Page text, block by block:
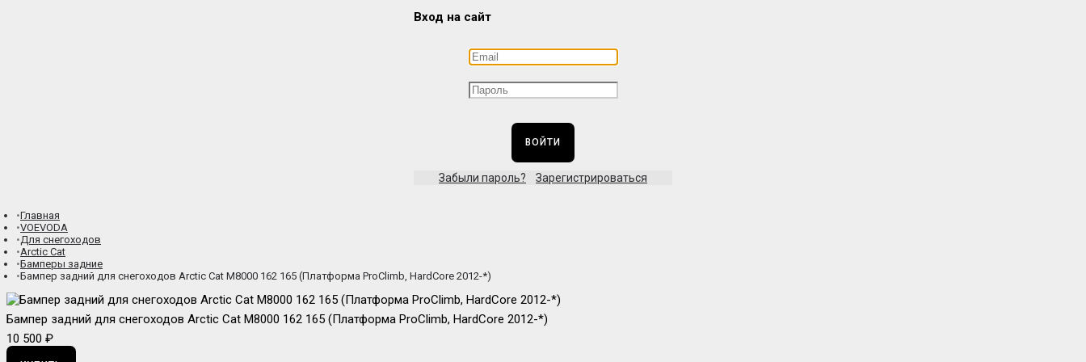
Вход на сайт
ВОЙТИ
Забыли пароль? Зарегистрироваться
Главная
VOEVODA
Для снегоходов
Arctic Cat
Бамперы задние
Бампер задний для снегоходов Arctic Cat M8000 162 165 (Платформа ProClimb, HardCore 2012-*)
Бампер задний для снегоходов Arctic Cat M8000 162 165 (Платформа ProClimb, HardCore 2012-*)
10 500 ₽